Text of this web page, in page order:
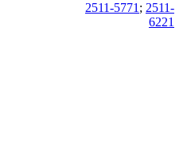
2511-5771 ; 2511-
6221